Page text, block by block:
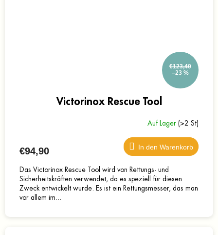
€123,40
–23 %
Victorinox Rescue Tool
Auf Lager (>2 St)
€94,90 In den Warenkorb
Das Victorinox Rescue Tool wird von Rettungs- und
Sicherheitskräften verwendet, da es speziell für diesen
Zweck entwickelt wurde. Es ist ein Rettungsmesser, das man
vor allem im...